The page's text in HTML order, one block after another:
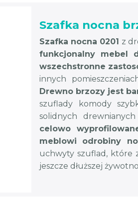
Szafka nocna
Szafka nocna 0201 z
funkcjonalny mebel
wszechstronne
innych
Drewno brzozy jest
szuflady komody
solidnych
celowo
meblowi odrobiny
uchwyty szuflad, które
jeszcze dłuższej